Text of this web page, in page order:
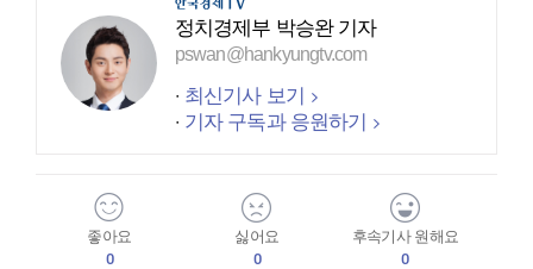
정치경제부 박승완 기자
pswan@hankyungtv.com
최신기사 보기
기자 구독과 응원하기
좋아요
0
싫어요
0
후속기사 원해요
0